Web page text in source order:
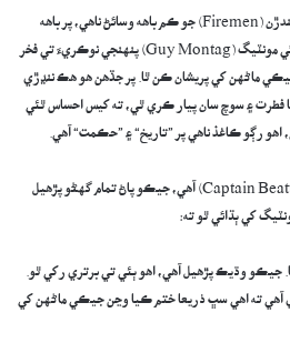
​​ناول جي هن خيالي معاشري ۾ باهه وسائيندڙن (Firemen) جو ڪم باهه وسائڻ ناهي، پر باهه
لڳائڻ آهي. ڪهاڻيءَ جو مکيه ڪردار گائي مونٽيگ (Guy Montag) پنهنجي نوڪريءَ تي فخر
ماڻهن کي پريشان ڪن ٿا. پر جڏهن هو هڪ ننڍڙي
۽ سوچ سان پيار ڪري ٿي، ته کيس احساس ٿئي
رڳو ڪاغذ ناهي پر ”تاريخ“ ۽ ”حڪمت“ آهي.
​​ناول ۾ هڪ اهم ڪردار ڪيپٽن بيٽي (Captain Beatty) آهي، جيڪو پاڻ تمام گهڻو پڙهيل
کي ٻڌائي ٿو ته:
جيڪو وڌيڪ پڙهيل آهي، اهو ٻئي تي برتري رکي ٿو.
آهي ته اهي سڀ ذريعا ختم ڪيا وڃن جيڪي ماڻهن کي